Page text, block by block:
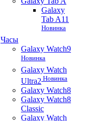
Galaxy
Tab A11
Новинка
Часы
Galaxy Watch9
Новинка
Galaxy Watch
Ultra2 Новинка
Galaxy Watch8
Galaxy Watch8
Classic
Galaxy Watch